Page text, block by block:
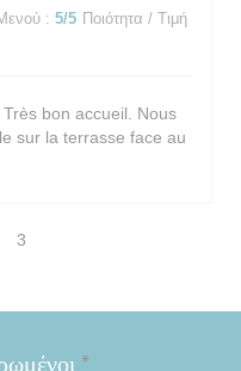
: 5/5 Ποιότητα / Τιμή
bon accueil. Nous
sur la terrasse face au
3
*